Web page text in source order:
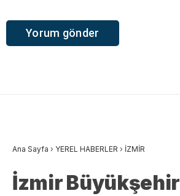
Ana Sayfa › YEREL HABERLER › İZMİR
İzmir Büyükşehir